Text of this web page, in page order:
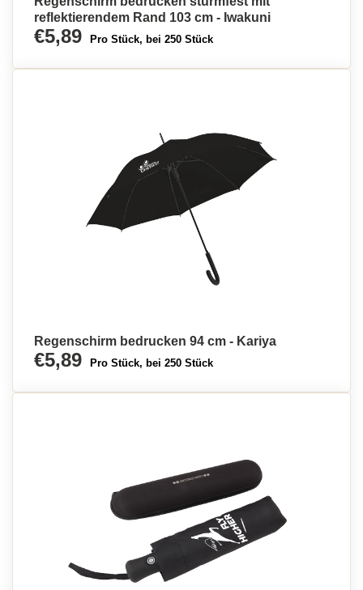
reflektierendem Rand 103 cm - Iwakuni
€5,89 Pro Stück, bei 250 Stück
Regenschirm bedrucken 94 cm - Kariya
€5,89 Pro Stück, bei 250 Stück